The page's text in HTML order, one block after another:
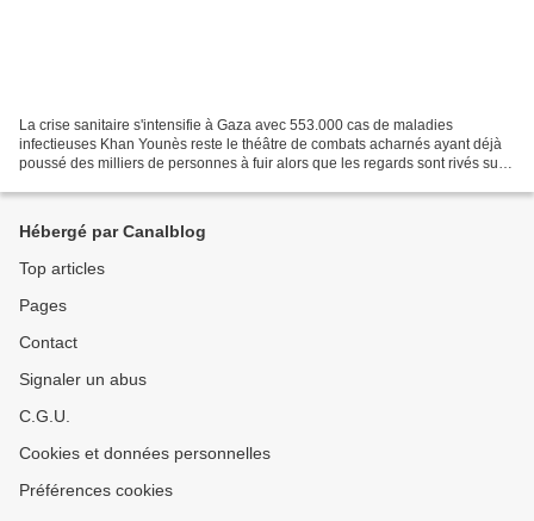
La crise sanitaire s'intensifie à Gaza avec 553.000 cas de maladies
infectieuses Khan Younès reste le théâtre de combats acharnés ayant déjà
poussé des milliers de personnes à fuir alors que les regards sont rivés sur
Hébergé par Canalblog
Top articles
Pages
Contact
Signaler un abus
C.G.U.
Cookies et données personnelles
Préférences cookies